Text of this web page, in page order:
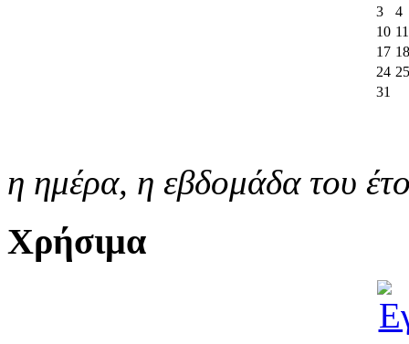
3
4
10 11
17 18
24 25
31
η ημέρα, η εβδομάδα του
Χρήσιμα